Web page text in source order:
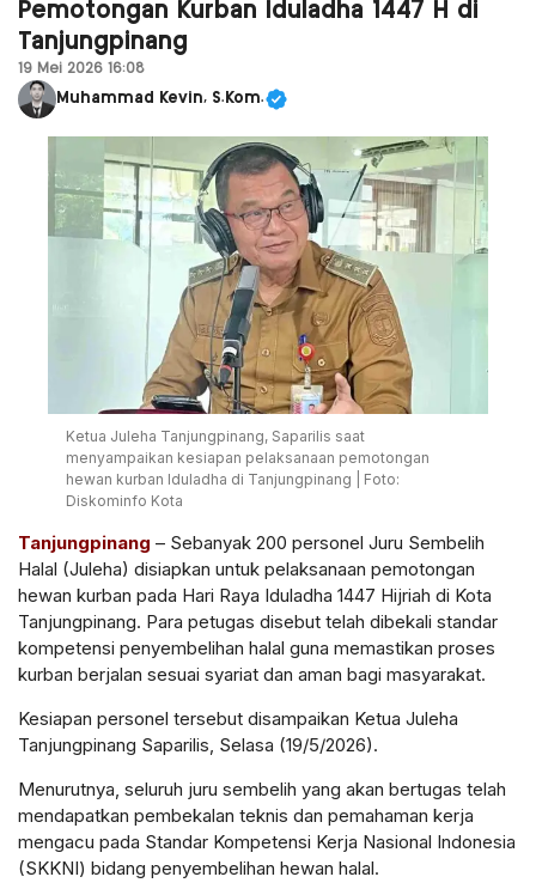
Pemotongan Kurban Iduladha 1447 H di
Tanjungpinang
19 Mei 2026 16:08
Muhammad Kevin, S.Kom.
Ketua Juleha Tanjungpinang, Saparilis saat
menyampaikan kesiapan pelaksanaan pemotongan
hewan kurban Iduladha di Tanjungpinang | Foto:
Diskominfo Kota
Tanjungpinang – Sebanyak 200 personel Juru Sembelih
Halal (Juleha) disiapkan untuk pelaksanaan pemotongan
hewan kurban pada Hari Raya Iduladha 1447 Hijriah di Kota
Tanjungpinang. Para petugas disebut telah dibekali standar
kompetensi penyembelihan halal guna memastikan proses
kurban berjalan sesuai syariat dan aman bagi masyarakat.
Kesiapan personel tersebut disampaikan Ketua Juleha
Tanjungpinang Saparilis, Selasa (19/5/2026).
Menurutnya, seluruh juru sembelih yang akan bertugas telah
mendapatkan pembekalan teknis dan pemahaman kerja
mengacu pada Standar Kompetensi Kerja Nasional Indonesia
(SKKNI) bidang penyembelihan hewan halal.